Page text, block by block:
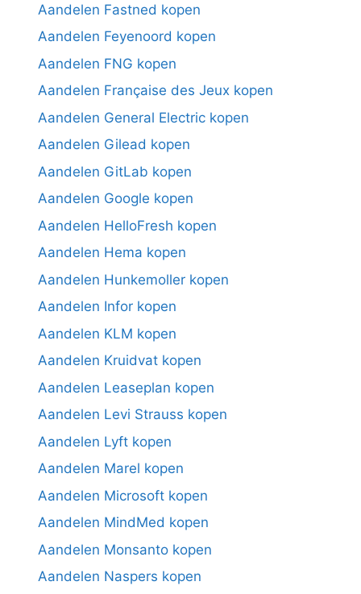
Aandelen Fastned kopen
Aandelen Feyenoord kopen
Aandelen FNG kopen
Aandelen Française des Jeux kopen
Aandelen General Electric kopen
Aandelen Gilead kopen
Aandelen GitLab kopen
Aandelen Google kopen
Aandelen HelloFresh kopen
Aandelen Hema kopen
Aandelen Hunkemoller kopen
Aandelen Infor kopen
Aandelen KLM kopen
Aandelen Kruidvat kopen
Aandelen Leaseplan kopen
Aandelen Levi Strauss kopen
Aandelen Lyft kopen
Aandelen Marel kopen
Aandelen Microsoft kopen
Aandelen MindMed kopen
Aandelen Monsanto kopen
Aandelen Naspers kopen